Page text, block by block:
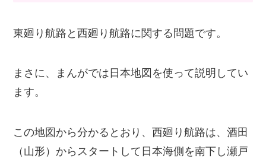
東廻り航路と西廻り航路に関する問題です。
まさに、まんがでは日本地図を使って説明してい
ます。
この地図から分かるとおり、西廻り航路は、酒田
（山形）からスタートして日本海側を南下し瀬戸